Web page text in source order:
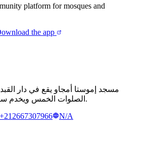
platform for mosques and
the app
مسجد إموستا أمجاو يقع في دار
الصلوات الخمس ويخدم سكان المنطقة المحليين.
+212667307966
N/A